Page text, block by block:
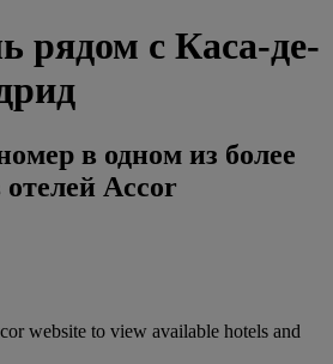
рядом с Каса-де-
в одном из более
Accor
website to view available hotels and